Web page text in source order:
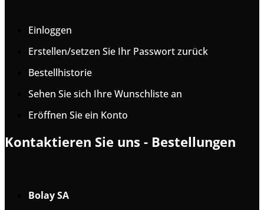
Einloggen
Erstellen/setzen Sie Ihr Passwort zurück
Bestellhistorie
Sehen Sie sich Ihre Wunschliste an
Eröffnen Sie ein Konto
Kontaktieren Sie uns - Bestellungen
Bolay SA